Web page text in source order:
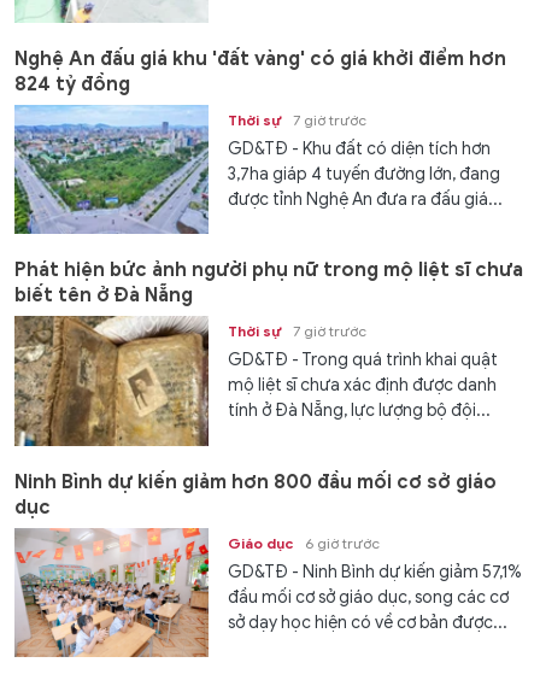
Nghệ An đấu giá khu 'đất vàng' có giá khởi điểm hơn
824 tỷ đồng
Thời sự 7 giờ trước
GD&TĐ - Khu đất có diện tích hơn
3,7ha giáp 4 tuyến đường lớn, đang
được tỉnh Nghệ An đưa ra đấu giá...
Phát hiện bức ảnh người phụ nữ trong mộ liệt sĩ chưa
biết tên ở Đà Nẵng
Thời sự 7 giờ trước
GD&TĐ - Trong quá trình khai quật
mộ liệt sĩ chưa xác định được danh
tính ở Đà Nẵng, lực lượng bộ đội...
Ninh Bình dự kiến giảm hơn 800 đầu mối cơ sở giáo
dục
Giáo dục 6 giờ trước
GD&TĐ - Ninh Bình dự kiến giảm 57,1%
đầu mối cơ sở giáo dục, song các cơ
sở dạy học hiện có về cơ bản được...